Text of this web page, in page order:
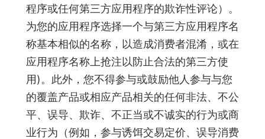
程序或任何第三方应用程序的欺诈性评论）。
为您的应用程序选择一个与第三方应用程序名
称基本相似的名称，以造成消费者混淆，或在
应用程序名称上抢注以防止合法的第三方使
用)。此外，您不得参与或鼓励他人参与与您
的覆盖产品或相应产品相关的任何非法、不公
平、误导、欺诈、不正当或不诚实的行为或商
业行为（例如，参与诱饵交易定价、误导消费